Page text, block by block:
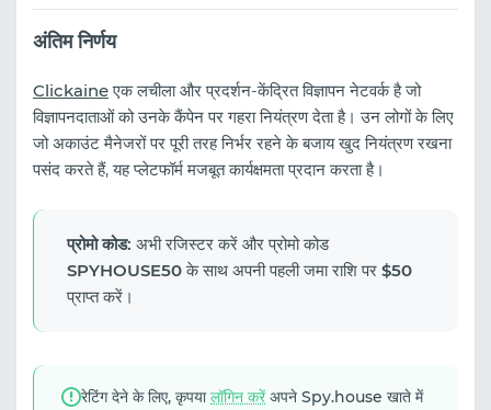
अंतिम निर्णय
Clickaineएक लचीला और प्रदर्शन-केंद्रित विज्ञापन नेटवर्क है जो
विज्ञापनदाताओं को उनके कैंपेन पर गहरा नियंत्रण देता है। उन लोगों के लिए
जो अकाउंट मैनेजरों पर पूरी तरह निर्भर रहने के बजाय खुद नियंत्रण रखना
पसंद करते हैं, यह प्लेटफॉर्म मजबूत कार्यक्षमता प्रदान करता है।
प्रोमो कोड: अभी रजिस्टर करें और प्रोमो कोड
SPYHOUSE50के साथ अपनी पहली जमा राशि पर $50
प्राप्त करें।
रेटिंग देने के लिए, कृपयालॉगिन करेंअपने Spy.house खाते में